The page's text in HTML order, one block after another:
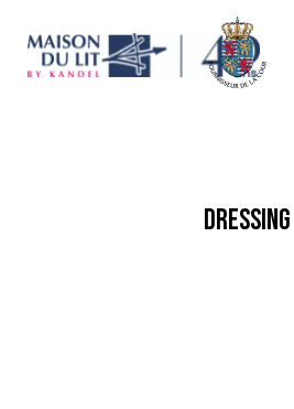
DRESSING